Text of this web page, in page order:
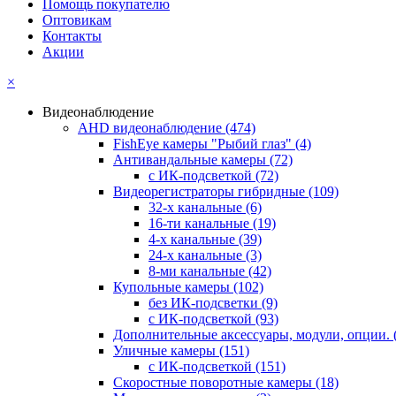
Помощь покупателю
Оптовикам
Контакты
Акции
×
Видеонаблюдение
AHD видеонаблюдение (474)
FishEye камеры "Рыбий глаз" (4)
Антивандальные камеры (72)
с ИК-подсветкой (72)
Видеорегистраторы гибридные (109)
32-х канальные (6)
16-ти канальные (19)
4-х канальные (39)
24-х канальные (3)
8-ми канальные (42)
Купольные камеры (102)
без ИК-подсветки (9)
с ИК-подсветкой (93)
Дополнительные аксессуары, модули, опции.
Уличные камеры (151)
с ИК-подсветкой (151)
Скоростные поворотные камеры (18)